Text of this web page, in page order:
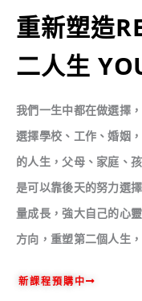
重新塑造
二人生
我們一生中都在做選擇
選擇學校、工作、婚姻
的人生，父母、家庭、
是可以靠後天的努力選
量成長，強大自己的心
方向，重塑第二個人生
新課程預購中